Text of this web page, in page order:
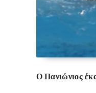
Ο Πανιώνιος